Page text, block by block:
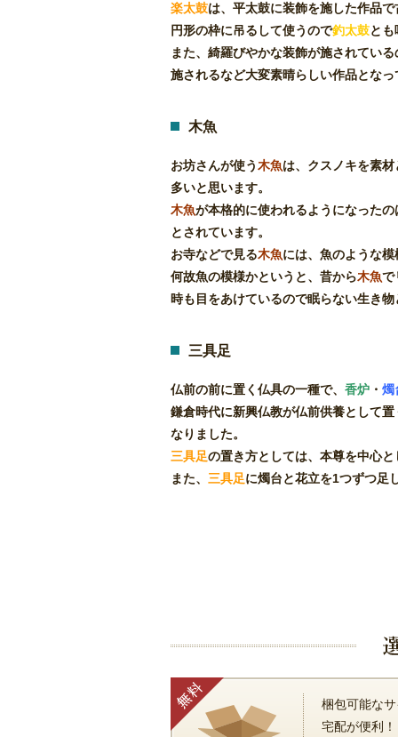
楽太鼓は、平太鼓に装飾を施した作品
円形の枠に吊るして使うので釣太鼓と
また、綺羅びやかな装飾が施されてい
施されるなど大変素晴らしい作品となっ
木魚
お坊さんが使う木魚は、クスノキを素
多いと思います。
木魚が本格的に使われるようになった
とされています。
お寺などで見る木魚には、魚のような
何故魚の模様かというと、昔から木魚で
時も目をあけているので眠らない生き
三具足
仏前の前に置く仏具の一種で、 香炉 ・ 燭
鎌倉時代に新興仏教が仏前供養として
なりました。
三具足の置き方としては、本尊を中心
また、 三具足に燭台と花立を1つずつ足
梱包可能な
宅配が便利！